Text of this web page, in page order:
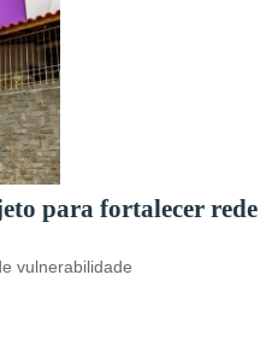
para fortalecer rede
vulnerabilidade